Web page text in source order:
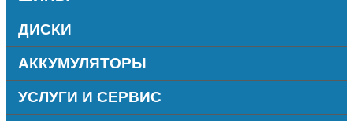
ДИСКИ
АККУМУЛЯТОРЫ
УСЛУГИ И СЕРВИС